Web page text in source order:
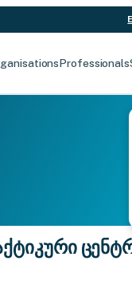
Professionals